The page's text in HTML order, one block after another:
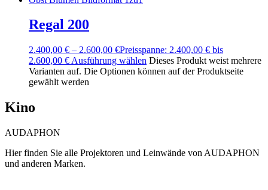
Regal 200
2.400,00 € – 2.600,00 €Preisspanne: 2.400,00 € bis
2.600,00 € Ausführung wählen Dieses Produkt weist mehrere
Varianten auf. Die Optionen können auf der Produktseite
gewählt werden
Kino
AUDAPHON
Hier finden Sie alle Projektoren und Leinwände von AUDAPHON
und anderen Marken.